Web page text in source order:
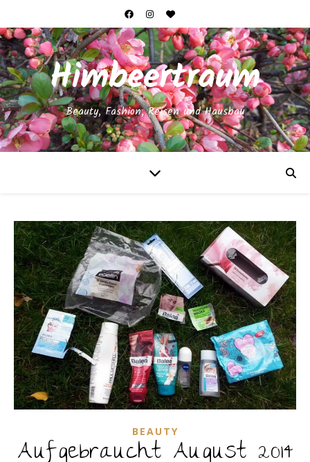
Himbeertraum
Beauty, Fashion, Reisen und Hausbau
BEAUTY
Aufgebraucht August 2014